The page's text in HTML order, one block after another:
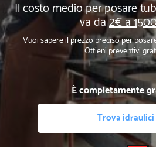
Il costo medio per posare
va da2€ a
Vuoi sapere il prezzo preciso per
Ottieni preventivi
È completamente
Trova idraulici